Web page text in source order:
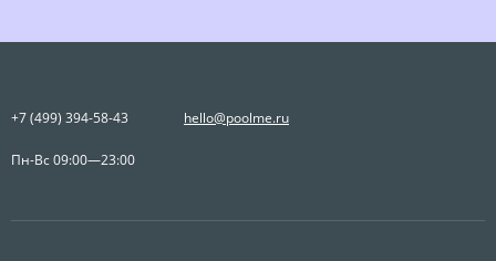
+7 (499) 394-58-43 hello@poolme.ru
Пн-Вс 09:00—23:00